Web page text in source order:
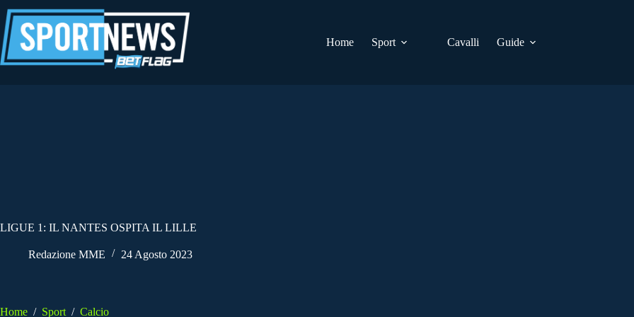
al
contenuto
Home
Sport Cavalli Guide
LIGUE 1: IL NANTES OSPITA IL LILLE
Redazione MME 24 Agosto 2023
Home / Sport / Calcio